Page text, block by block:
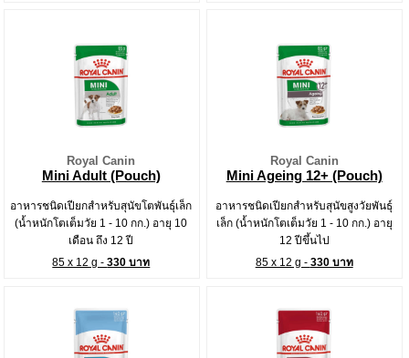
Royal Canin
Mini Adult (Pouch)
อาหารชนิดเปียกสำหรับสุนัขโตพันธุ์เล็ก
(น้ำหนักโตเต็มวัย 1 - 10 กก.) อายุ 10
เดือน ถึง 12 ปี
85 x 12 g -330 บาท
Royal Canin
Mini Ageing 12+ (Pouch)
อาหารชนิดเปียกสำหรับสุนัขสูงวัยพันธุ์
เล็ก (น้ำหนักโตเต็มวัย 1 - 10 กก.) อายุ
12 ปีขึ้นไป
85 x 12 g - 330 บาท